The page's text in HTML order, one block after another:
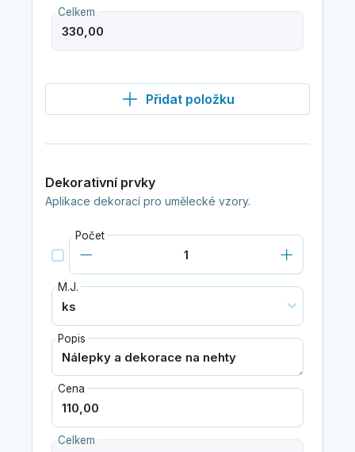
Celkem
Přidat položku
Dekorativní prvky
Aplikace dekorací pro umělecké vzory.
Počet
M.J.
Popis
Cena
Celkem